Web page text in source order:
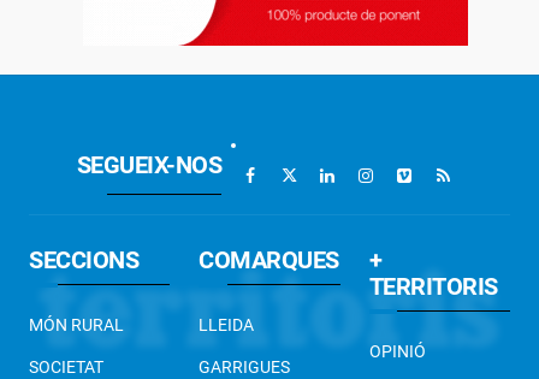
SEGUEIX-NOS
SECCIONS
MÓN RURAL
SOCIETAT
COMARQUES
LLEIDA
GARRIGUES
+
TERRITORIS
OPINIÓ